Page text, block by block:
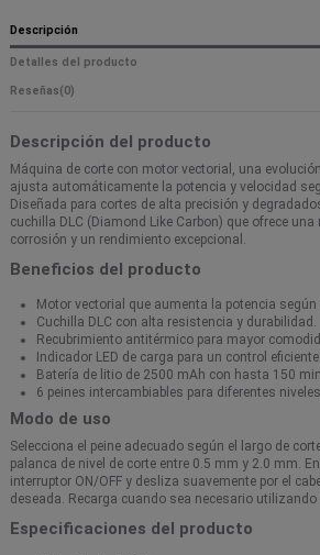
Descripción
Detalles del producto
Reseñas(0)
Descripción del producto
Máquina de corte con motor vectorial, una
ajusta automáticamente la potencia y velocidad
Diseñada para cortes de alta precisión y
cuchilla DLC (Diamond Like Carbon) que ofrece
corrosión y un rendimiento excepcional.
Beneficios del producto
Motor vectorial que aumenta la potencia según
Cuchilla DLC con alta resistencia y durabilidad.
Recubrimiento antitérmico para mayor
Indicador LED de carga para un control
Batería de litio de 2500 mAh con hasta 150
6 peines intercambiables para diferentes
Modo de uso
Selecciona el peine adecuado según el largo de
palanca de nivel de corte entre 0.5 mm y 2.0 mm.
interruptor ON/OFF y desliza suavemente por el
deseada. Recarga cuando sea necesario utilizando
Especificaciones del producto